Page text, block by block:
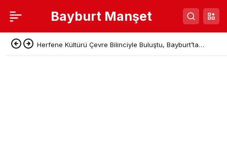
Bayburt Manşet
Herfene Kültürü Çevre Bilinciyle Buluştu, Bayburt’ta